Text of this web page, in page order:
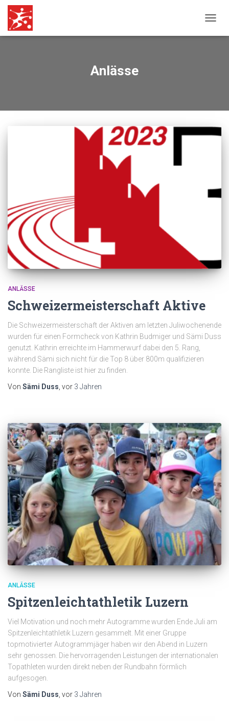
Anlässe
ANLÄSSE
Schweizermeisterschaft Aktive
Die Schweizermeisterschaft der Aktiven am letzten Juliwochenende
wurden für einen Formcheck von Kathrin Budmiger und Sämi Duss
genutzt. Kathrin erreichte im Hammerwurf dabei den 5. Rang,
während Sämi sich nicht für die Top 8 über 800m qualifizieren
konnte. Die Rangliste ist hier zu finden.
Von Sämi Duss , vor 3 Jahren
ANLÄSSE
Spitzenleichtathletik Luzern
Viel Motivation und noch mehr Autogramme wurden Ende Juli am
Spitzenleichtathletik Luzern gesammelt. Mit einer Gruppe
topmotivierter Autogrammjäger haben wir den Abend in Luzern
sehr genossen. Die hervorragenden Leistungen der internationalen
Topathleten wurden direkt neben der Rundbahn förmlich
aufgesogen.
Von Sämi Duss, vor 3 Jahren